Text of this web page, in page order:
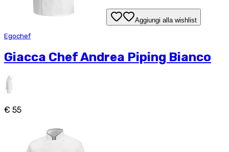
Aggiungi alla wishlist
Egochef
Giacca Chef Andrea Piping Bianco
€ 55